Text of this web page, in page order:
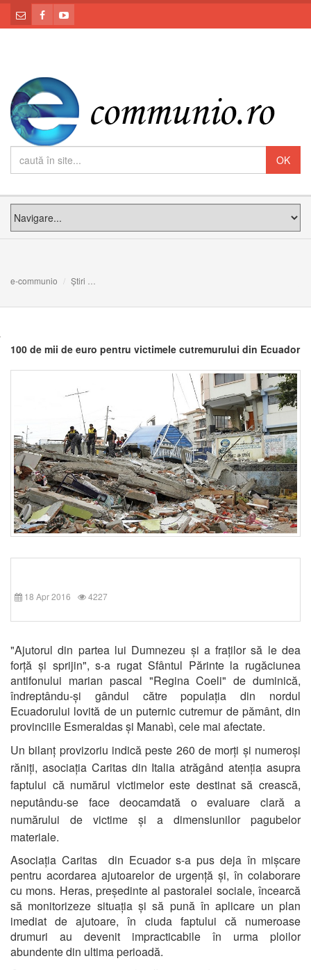
e-communio Știri
100 de mii de euro pentru victimele cutremurului din Ecuador
18 Apr 2016 4227
"Ajutorul din partea lui Dumnezeu și a fraților să le dea
forță și sprijin", s-a rugat Sfântul Părinte la rugăciunea
antifonului marian pascal "Regina Coeli" de duminică,
îndreptându-și gândul către populația din nordul
Ecuadorului lovită de un puternic cutremur de pământ, din
provinciile Esmeraldas și Manabì, cele mai afectate.
Un bilanț provizoriu indică peste 260 de morți și numeroși
răniți, asociația Caritas din Italia atrăgând atenția asupra
faptului că numărul victimelor este destinat să crească,
neputându-se face deocamdată o evaluare clară a
numărului de victime și a dimensiunilor pagubelor
materiale.
Asociația Caritas din Ecuador s-a pus deja în mișcare
pentru acordarea ajutoarelor de urgență și, în colaborare
cu mons. Heras, președinte al pastoralei sociale, încearcă
să monitorizeze situația și să pună în aplicare un plan
imediat de ajutoare, în ciuda faptului că numeroase
drumuri au devenit impracticabile în urma ploilor
abundente din ultima perioadă.